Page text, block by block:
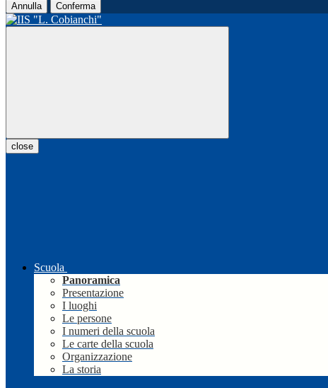
Annulla Conferma
close
Scuola
Panoramica
Presentazione
I luoghi
Le persone
I numeri della scuola
Le carte della scuola
Organizzazione
La storia